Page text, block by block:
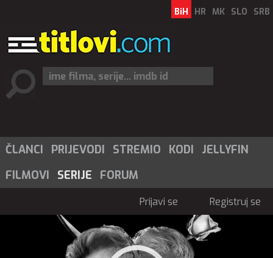
BiH HR MK SLO SRB
ČLANCI PRIJEVODI STREMIO KODI
JELLYFIN
FILMOVI
SERIJE FORUM
Prijavi se Registruj se